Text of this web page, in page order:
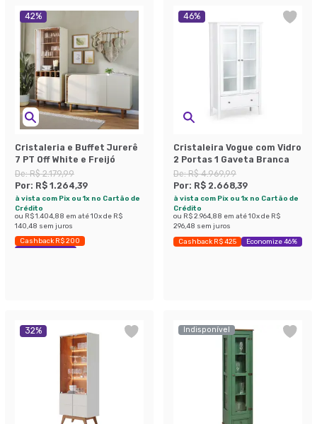
42%
Cristaleria e Buffet Jurerê
7 PT Off White e Freijó
De:R$ 2.179,99
Por: R$ 1.264,39
à vista com Pix ou 1x no Cartão de
Crédito
ou R$ 1.404,88 em até10x de R$
140,48 sem juros
Cashback R$ 200
Economize 42%
46%
Cristaleira Vogue com Vidro
2 Portas 1 Gaveta Branca
De:R$ 4.969,99
Por: R$ 2.668,39
à vista com Pix ou 1x no Cartão de
Crédito
ou R$ 2.964,88 em até10x de R$
296,48 sem juros
Cashback R$ 425 Economize 46%
32% Indisponível